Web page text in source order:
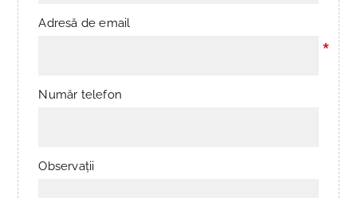
Adresă de email
*
Număr telefon
Observații